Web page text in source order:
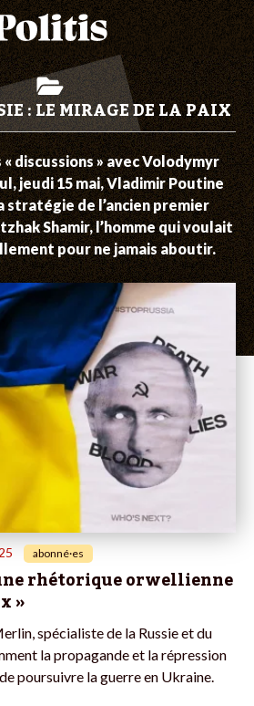
: LE MIRAGE DE LA PAIX
discussions » avec Volodymyr
jeudi 15 mai, Vladimir Poutine
stratégie de l’ancien premier
Shamir, l’homme qui voulait
pour ne jamais aboutir.
abonné·es
rhétorique orwellienne
»
spécialiste de la Russie et du
la propagande et la répression
poursuivre la guerre en Ukraine.